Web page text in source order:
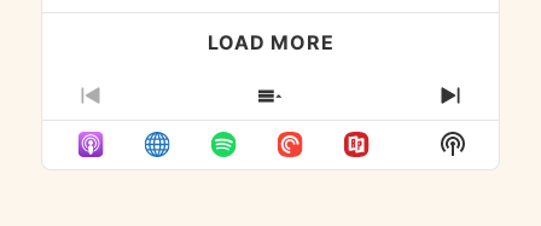
LOAD MORE
PREVIOUS
EPISODE
SHOW
EPISODES
LIST
NEXT
Show
Podcast